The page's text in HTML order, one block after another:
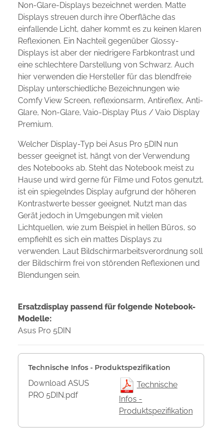
Non-Glare-Displays bezeichnet werden. Matte
Displays streuen durch ihre Oberfläche das
einfallende Licht, daher kommt es zu keinen klaren
Reflexionen. Ein Nachteil gegenüber Glossy-
Displays ist aber der niedrigere Farbkontrast und
eine schlechtere Darstellung von Schwarz. Auch
hier verwenden die Hersteller für das blendfreie
Display unterschiedliche Bezeichnungen wie
Comfy View Screen, reflexionsarm, Antireflex, Anti-
Glare, Non-Glare, Vaio-Display Plus / Vaio Display
Premium.
Welcher Display-Typ bei Asus Pro 5DIN nun
besser geeignet ist, hängt von der Verwendung
des Notebooks ab. Steht das Notebook meist zu
Hause und wird gerne für Filme und Fotos genutzt,
ist ein spiegelndes Display aufgrund der höheren
Kontrastwerte besser geeignet. Nutzt man das
Gerät jedoch in Umgebungen mit vielen
Lichtquellen, wie zum Beispiel in hellen Büros, so
empfiehlt es sich ein mattes Displays zu
verwenden. Laut Bildschirmarbeitsverordnung soll
der Bildschirm frei von störenden Reflexionen und
Blendungen sein.
Ersatzdisplay passend für folgende Notebook-
Modelle:
Asus Pro 5DIN
Technische Infos - Produktspezifikation
Download ASUS
PRO 5DIN.pdf
Technische
Infos -
Produktspezifikation